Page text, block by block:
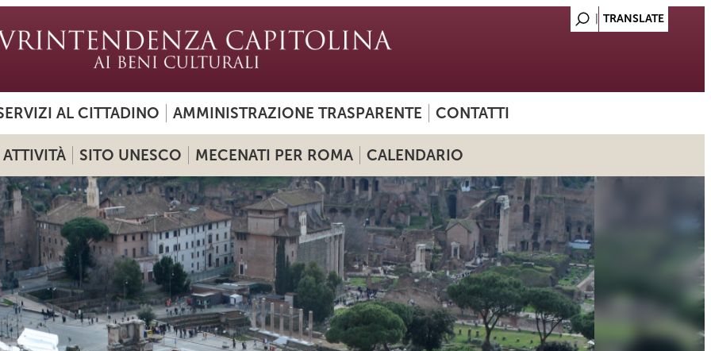
AL CITTADINO AMMINISTRAZIONE TRASPARENTE CONTATTI
ATTIVITÀ SITO UNESCO MECENATI PER ROMA CALENDARIO